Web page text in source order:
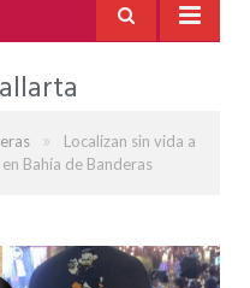
»
Localizan sin vida a
Bahía de Banderas